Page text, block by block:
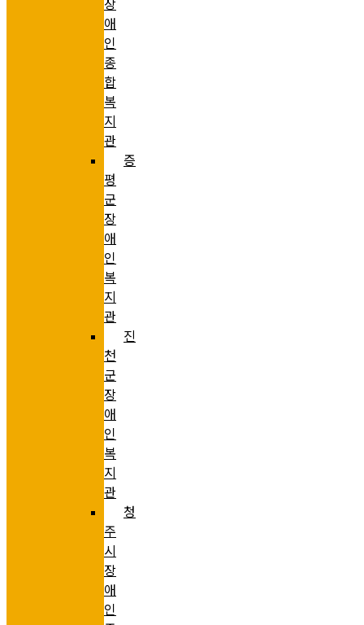
애
인
종
합
복
지
관
증
평
군
장
애
인
복
지
관
진
천
군
장
애
인
복
지
관
청
주
시
장
애
인